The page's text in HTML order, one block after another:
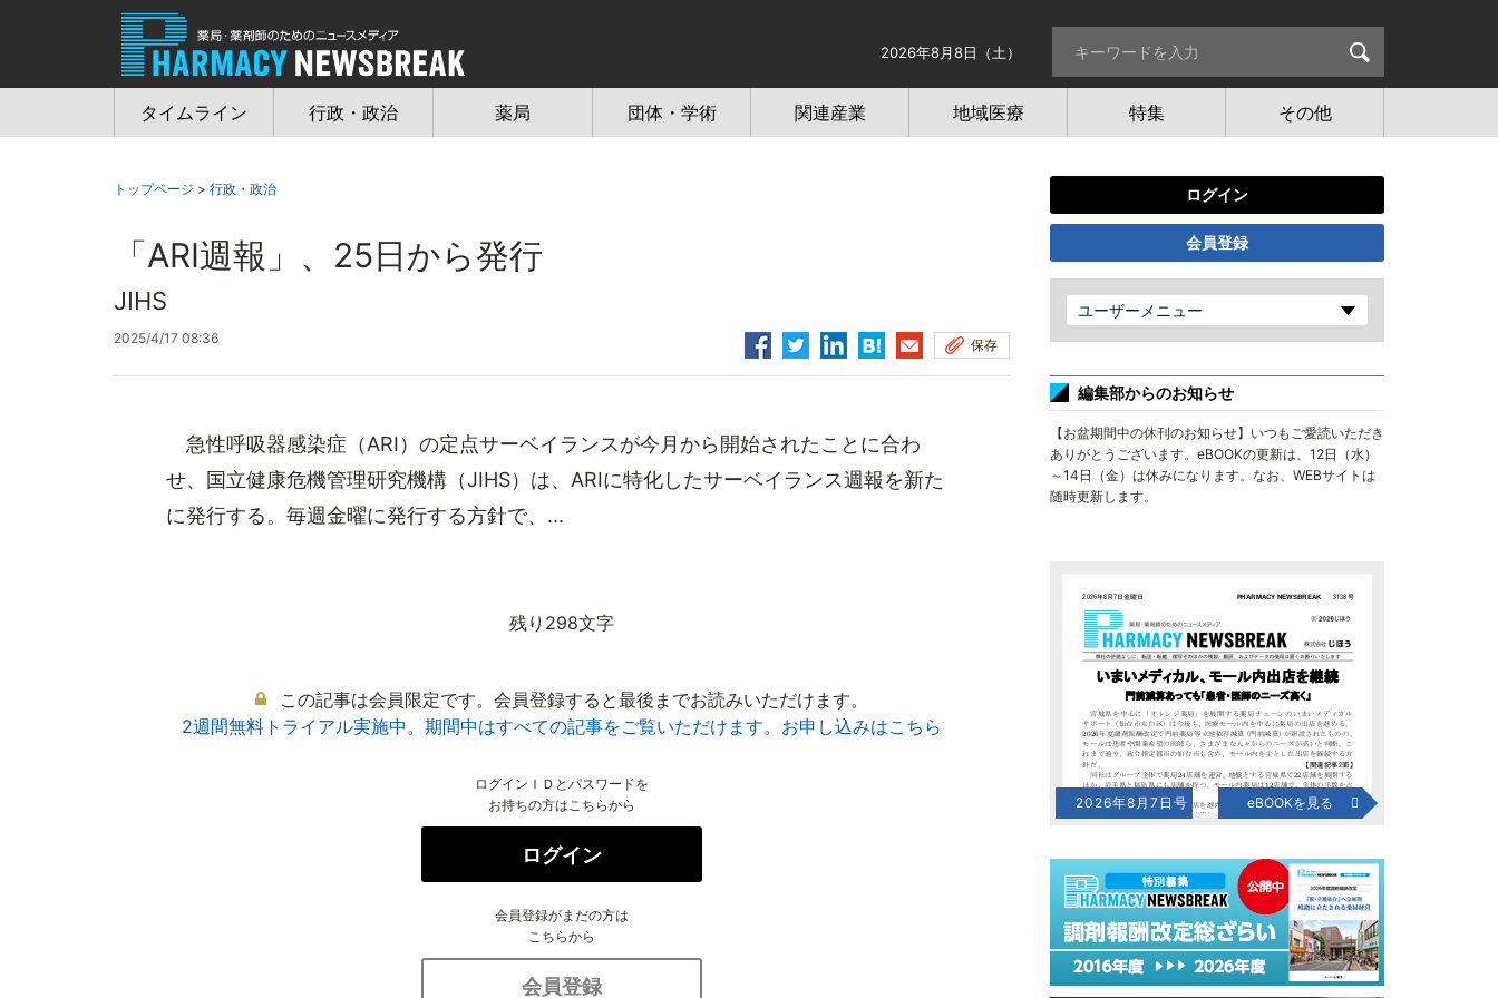
2026年8月8日（土）
タイムライン 行政・政治 薬局 団体・学術 関連産業 地域医療 特集 その他
トップページ > 行政・政治
「ARI週報」、25日から発行
JIHS
2025/4/17 08:36 保存
急性呼吸器感染症（ARI）の定点サーベイランスが今月から開始されたことに合わ
せ、国立健康危機管理研究機構（JIHS）は、ARIに特化したサーベイランス週報を新た
に発行する。毎週金曜に発行する方針で、...
残り298文字
この記事は会員限定です。会員登録すると最後までお読みいただけます。
2週間無料トライアル実施中。期間中はすべての記事をご覧いただけます。お申し込みはこちら
ログインＩＤとパスワードを
お持ちの方はこちらから
ログイン
会員登録がまだの方は
こちらから
会員登録
ログイン
会員登録
ユーザーメニュー
編集部からのお知らせ
【お盆期間中の休刊のお知らせ】いつもご愛読いただき
ありがとうございます。eBOOKの更新は、12日（水）
～14日（金）は休みになります。なお、WEBサイトは
随時更新します。
2026年8月7日号 eBOOKを見る